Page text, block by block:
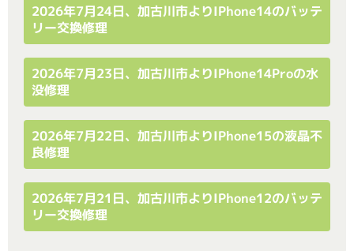
2026年7月24日、加古川市よりiPhone14のバッテ
リー交換修理
2026年7月23日、加古川市よりiPhone14Proの水
没修理
2026年7月22日、加古川市よりiPhone15の液晶不
良修理
2026年7月21日、加古川市よりiPhone12のバッテ
リー交換修理